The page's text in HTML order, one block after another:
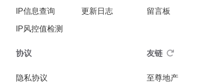
IP信息查询
IP风控值检测
更新日志 留言板
协议
隐私协议
友链
至尊地产